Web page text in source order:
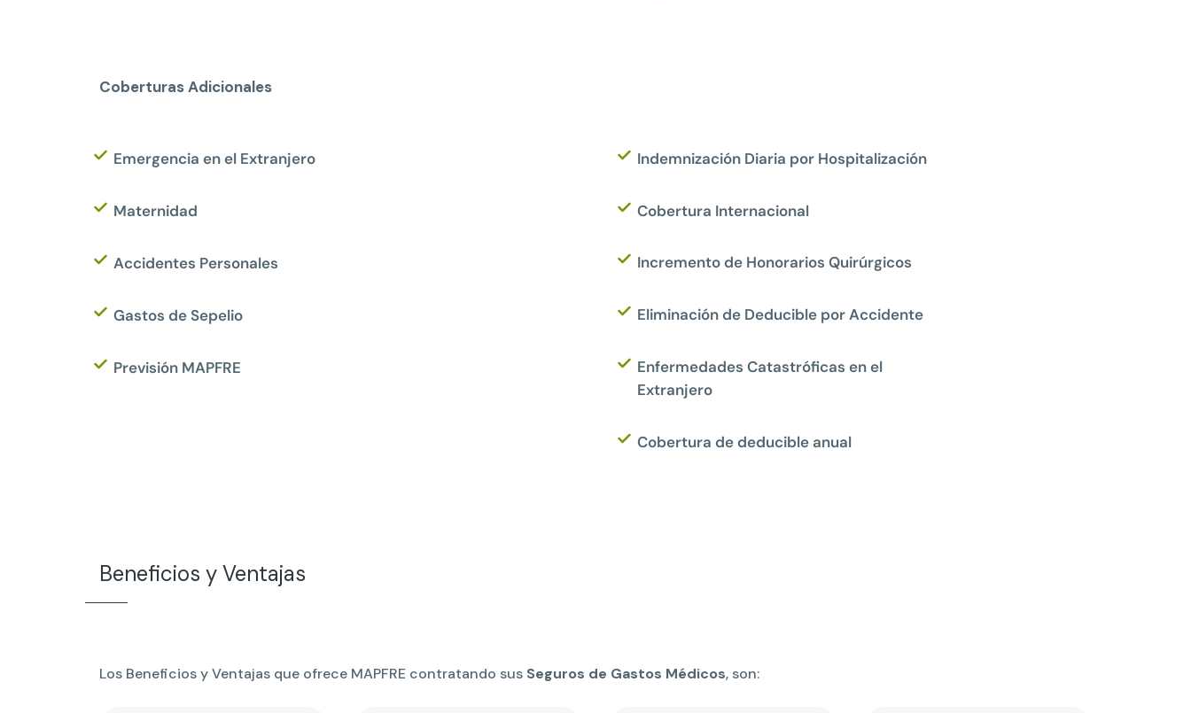
Coberturas Adicionales
Emergencia en el Extranjero
Maternidad
Accidentes Personales
Gastos de Sepelio
Previsión MAPFRE
Indemnización Diaria por Hospitalización
Cobertura Internacional
Incremento de Honorarios Quirúrgicos
Eliminación de Deducible por Accidente
Enfermedades Catastróficas en el
Extranjero
Cobertura de deducible anual
Beneficios y Ventajas
Los Beneficios y Ventajas que ofrece MAPFRE contratando sus Seguros de Gastos Médicos, son: